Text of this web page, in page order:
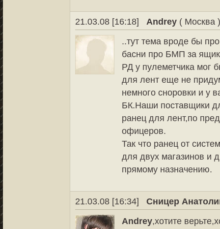
21.03.08 [16:18] Andrey ( Москва
..тут тема вроде бы
басни про БМП за
РД у пулеметчика мог
для лент еще не
немного сноровки и у
БК.Наши поставщики
ранец для лент,по
офицеров.
Так что ранец от
для двух магазинов и
прямому назначению.
21.03.08 [16:34]
Сницер
Andrey,хотите